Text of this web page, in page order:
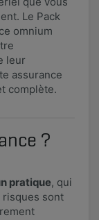
Le Pack
omnium
leur
assurance
complète.
?
pratique, qui
sont